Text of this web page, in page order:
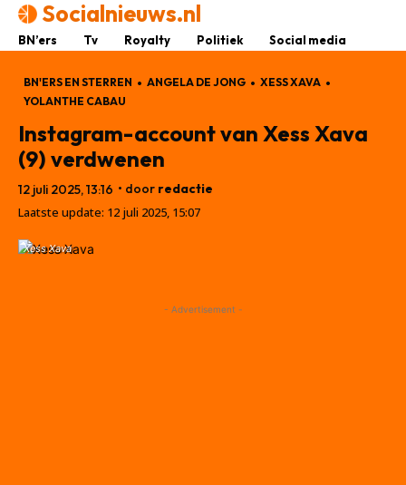
Socialnieuws.nl
BN’ers Tv Royalty Politiek Social media
BN'ERS EN STERREN ANGELA DE JONG
XESS XAVA
YOLANTHE CABAU
Instagram-account van Xess Xava
(9) verdwenen
12 juli 2025, 13:16 • door redactie
Laatste update: 12 juli 2025, 15:07
Xess Xava
- Advertisement -